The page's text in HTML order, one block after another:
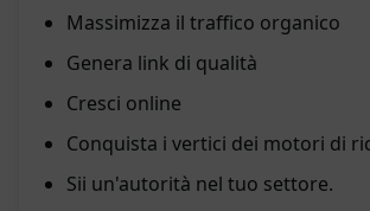
Massimizza il traffico organico
Genera link di qualità
Cresci online
Conquista i vertici dei motori di
Sii un'autorità nel tuo settore.